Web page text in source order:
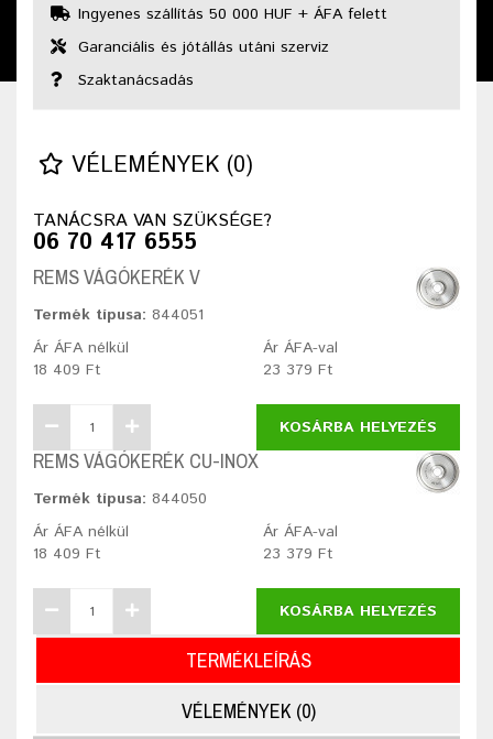
Ingyenes szállítás 50 000 HUF + ÁFA felett
Garanciális és jótállás utáni szerviz
Szaktanácsadás
VÉLEMÉNYEK (0)
TANÁCSRA VAN SZÜKSÉGE?
06 70 417 6555
REMS VÁGÓKERÉK V
Termék típusa: 844051
Ár ÁFA nélkül
18 409 Ft
Ár ÁFA-val
23 379 Ft
KOSÁRBA HELYEZÉS
REMS VÁGÓKERÉK CU-INOX
Termék típusa: 844050
Ár ÁFA nélkül
18 409 Ft
Ár ÁFA-val
23 379 Ft
KOSÁRBA HELYEZÉS
TERMÉKLEÍRÁS
VÉLEMÉNYEK (0)